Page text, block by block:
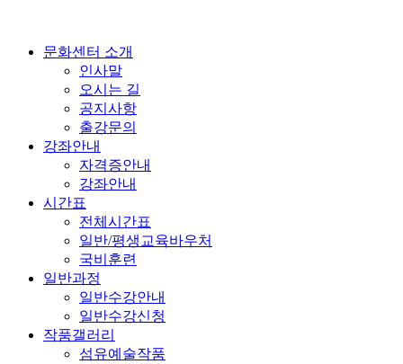
문화센터 소개
인사말
오시는 길
공지사항
출강문의
강좌안내
자격증안내
강좌안내
시간표
전체시간표
일반/평생교육바우처
국비훈련
일반과정
일반수강안내
일반수강신청
작품갤러리
섬유예술작품